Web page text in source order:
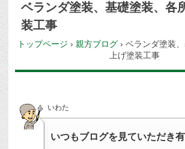
ベランダ塗装、基礎塗装、各
装工事
トップページ › 親方ブログ › ベランダ塗装
上げ塗装工事
いわた
いつもブログを見ていただき